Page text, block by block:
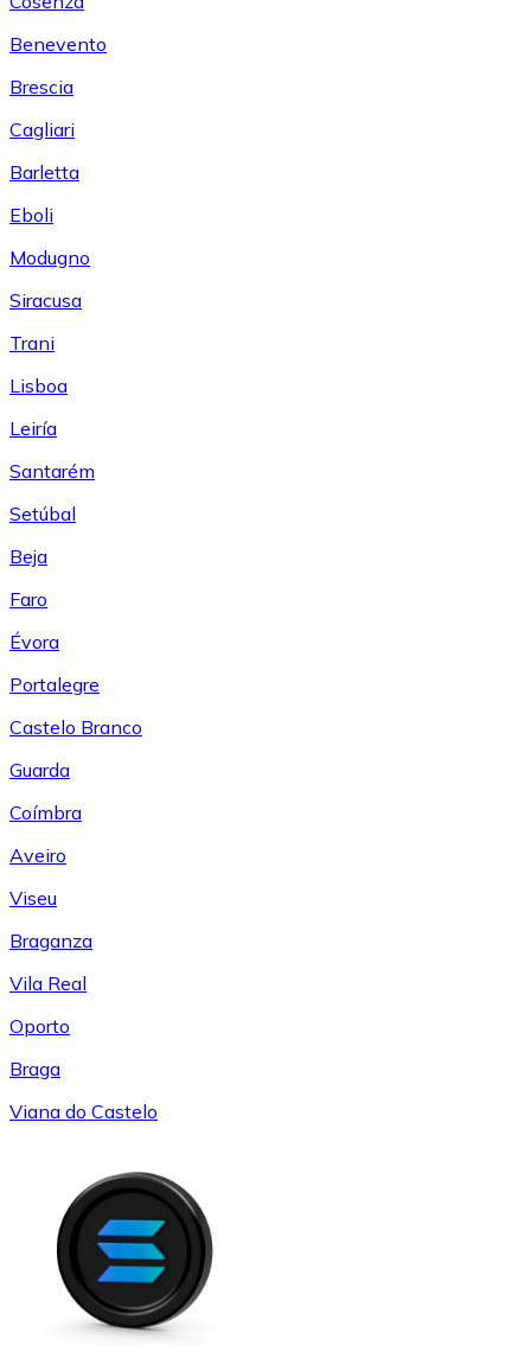
Benevento
Brescia
Cagliari
Barletta
Eboli
Modugno
Siracusa
Trani
Lisboa
Leiría
Santarém
Setúbal
Beja
Faro
Évora
Portalegre
Castelo Branco
Guarda
Coímbra
Aveiro
Viseu
Braganza
Vila Real
Oporto
Braga
Viana do Castelo